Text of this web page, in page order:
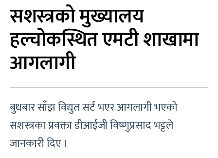
सशस्त्रको मुख्यालय
हल्चोकस्थित एमटी शाखामा
आगलागी
बुधबार साँझ विद्युत सर्ट भएर आगलागी भएको
सशस्त्रका प्रवक्ता डीआईजी विष्णुप्रसाद भट्टले
जानकारी दिए ।